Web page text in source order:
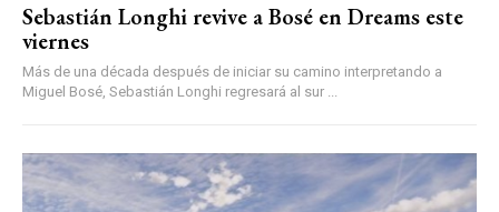
Sebastián Longhi revive a Bosé en Dreams este
viernes
Más de una década después de iniciar su camino interpretando a
Miguel Bosé, Sebastián Longhi regresará al sur ...